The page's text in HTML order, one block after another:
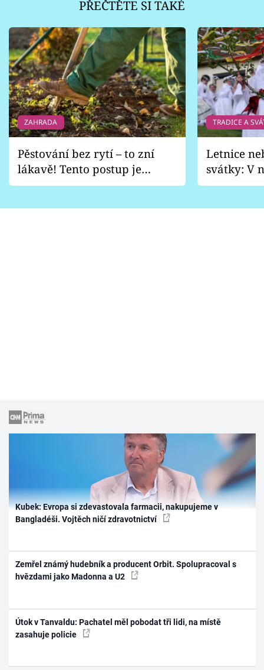
PŘEČTĚTE SI TAKÉ
ZAHRADA
Pěstování bez rytí – to zní
lákavě! Tento postup je
vhodný jen pro některé
TRADICE A
Letnice
svátky: V
pondělí
Kubek: Evropa si zdevastovala farmacii, nakupujeme v
Bangladéši. Vojtěch ničí zdravotnictví
Zemřel známý hudebník a producent Orbit. Spolupracoval s
hvězdami jako Madonna a U2
Útok v Tanvaldu: Pachatel měl pobodat tři lidi, na místě
zasahuje policie